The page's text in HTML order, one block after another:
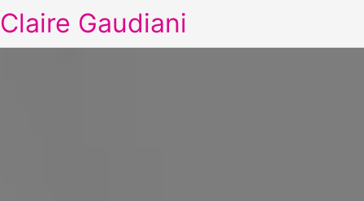
Claire Gaudiani